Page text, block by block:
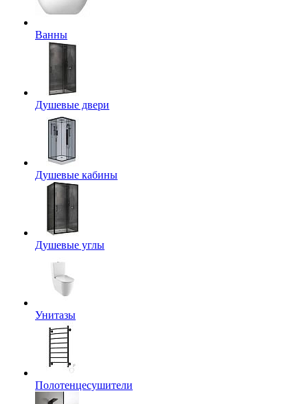
Ванны
Душевые двери
Душевые кабины
Душевые углы
Унитазы
Полотенцесушители